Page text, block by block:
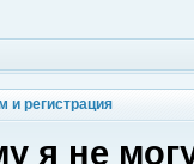
и регистрация
я не